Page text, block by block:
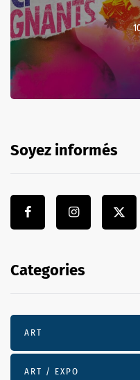
Soyez informés
Categories
ART
ART / EXPO